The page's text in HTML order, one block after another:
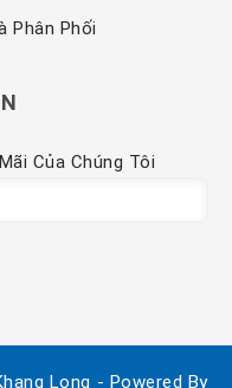
Phân Phối
Của Chúng Tôi
Long - Powered By